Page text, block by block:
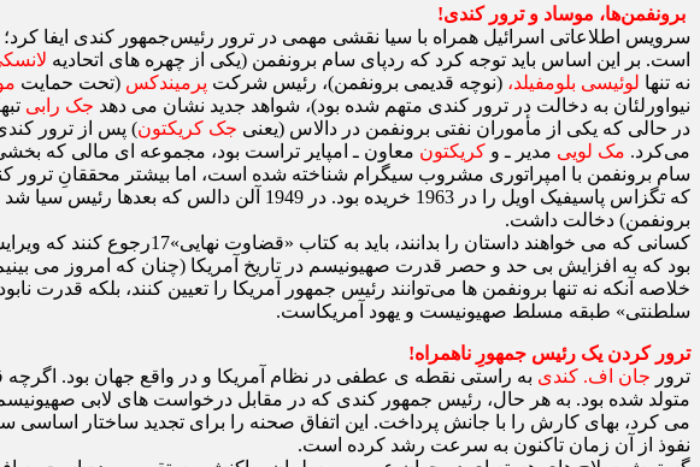
برونفمن‌ها، موساد و ترور کندی!
سرویس اطلاعاتی اسرائیل همراه با سیا نقشی مهمی در ترور رئیس‌جمهور کندی ایفا
است. بر این اساس باید توجه کرد که ردپای سام برونفمن (یکی از چهره ‌های اتحادیه
نه تنها لوئیسی بلومفیلد، (نوچه قدیمی برونفمن)، رئیس شرکت پرمیندکس (تحت حمایت
نیواورلئان به دخالت در ترور کندی متهم شده بود)، شواهد جدید نشان می‌ دهد جک رابی
در حالی که یکی از مأموران نفتی برونفمن در دالاس (یعنی جک کریکتون) پس از ترور
می‌کرد. مک لویی مدیر ـ و کریکتون معاون ـ امپایر تراست بود، مجموعه ‌ای مالی که
سام برونفمن با امپراتوری مشروب سیگرام شناخته شده است، اما بیشتر محققانِ ترور
که تگزاس پاسیفیک اویل را در 1963 خریده بود. در 1949 آلن دالس که بعدها رئیس سیا شد و کندی او را اخراج کرد و همچنین عضو کمیسیون وارن شد، وکیلی بود که در سرمایه‌ گذاری‌ های تجاری
برونفمن) دخالت داشت.
بود که به افزایش بی ‌حد و حصر قدرت صهیونیسم در تاریخ آمریکا (چنان که امروز می
خلاصه آنکه نه تنها برونفمن ‌ها می‌توانند رئیس جمهور آمریکا را تعیین کنند، بلکه
سلطنتی» طبقه مسلط صهیونیست و یهود آمریکاست.
ترور کردن یک رئیس ‌جمهورِ ناهمراه!
ترور جان اف. کندی
متولد شده بود. به هر حال، رئیس ‌جمهور کندی که در مقابل درخواست‌ های لابی
می‌ کرد، بهای کارش را با جانش پرداخت. این اتفاق صحنه را برای تجدید ساختار اساسی
نفوذ از آن زمان تاکنون به سرعت رشد کرده است.